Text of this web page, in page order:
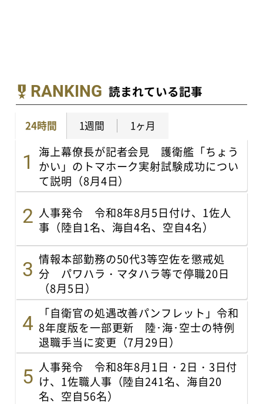
RANKING 読まれている記事
24時間 1週間 1ヶ月
海上幕僚長が記者会見 護衛艦「ちょう
かい」のトマホーク実射試験成功につい
て説明（8月4日）
人事発令 令和8年8月5日付け、1佐人
事（陸自1名、海自4名、空自4名）
情報本部勤務の50代3等空佐を懲戒処
分 パワハラ・マタハラ等で停職20日
（8月5日）
「自衛官の処遇改善パンフレット」令和
8年度版を一部更新 陸･海･空士の特例
退職手当に変更（7月29日）
人事発令 令和8年8月1日・2日・3日付
け、1佐職人事（陸自241名、海自20
名、空自56名）